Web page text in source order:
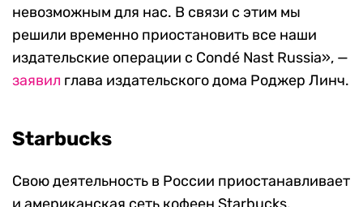
невозможным для нас. В связи с этим мы
решили временно приостановить все наши
издательские операции с Condé Nast Russia», —
заявил глава издательского дома Роджер Линч.
Starbucks
Свою деятельность в России приостанавливает